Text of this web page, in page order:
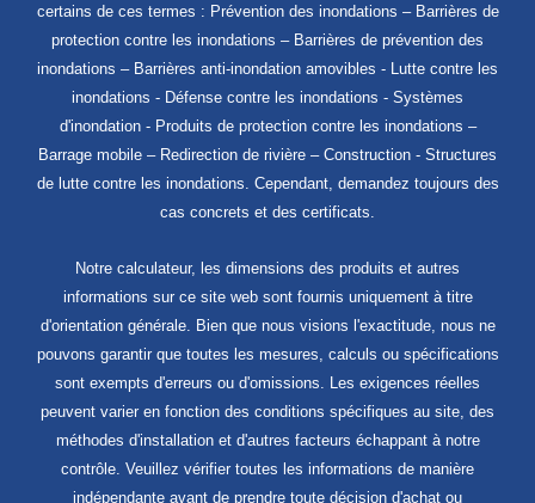
certains de ces termes : Prévention des inondations – Barrières de
protection contre les inondations – Barrières de prévention des
inondations – Barrières anti-inondation amovibles - Lutte contre les
inondations - Défense contre les inondations - Systèmes
d'inondation - Produits de protection contre les inondations –
Barrage mobile – Redirection de rivière – Construction - Structures
de lutte contre les inondations. Cependant, demandez toujours des
cas concrets et des certificats.
Notre calculateur, les dimensions des produits et autres
informations sur ce site web sont fournis uniquement à titre
d'orientation générale. Bien que nous visions l'exactitude, nous ne
pouvons garantir que toutes les mesures, calculs ou spécifications
sont exempts d'erreurs ou d'omissions. Les exigences réelles
peuvent varier en fonction des conditions spécifiques au site, des
méthodes d'installation et d'autres facteurs échappant à notre
contrôle. Veuillez vérifier toutes les informations de manière
indépendante avant de prendre toute décision d'achat ou